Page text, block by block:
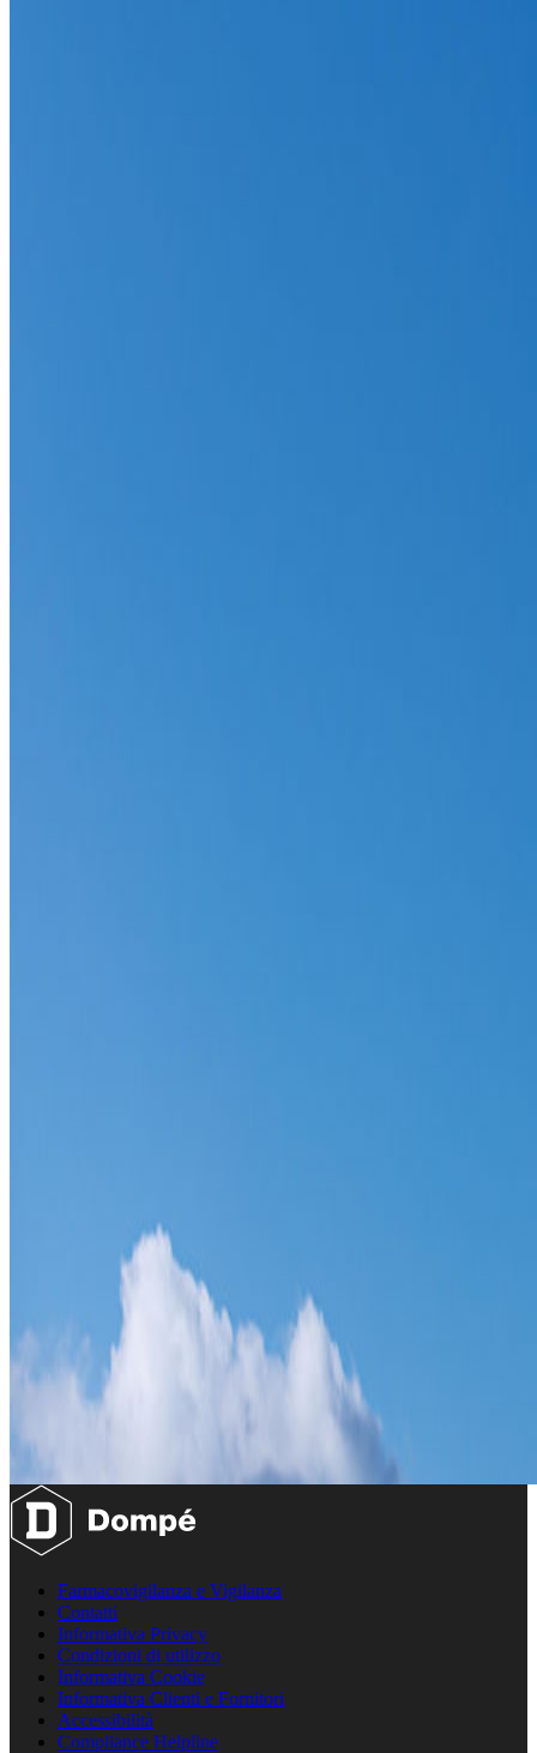
Farmacovigilanza e Vigilanza
Contatti
Informativa Privacy
Condizioni di utilizzo
Informativa Cookie
Informativa Clienti e Fornitori
Accessibilità
Compliance Helpline